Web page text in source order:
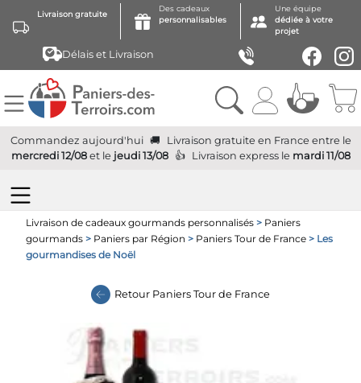
Livraison gratuite
Des cadeaux
personnalisables
Une équipe
dédiée à votre
projet
Délais et Livraison
Commandez aujourd'hui Livraison gratuite en France entre le
mercredi 12/08et le jeudi 13/08 Livraison expressle mardi 11/08
Livraison de cadeaux gourmands personnalisés > Paniers
gourmands > Paniers par Région > Paniers Tour de France > Les
gourmandises de Noël
Retour Paniers Tour de France